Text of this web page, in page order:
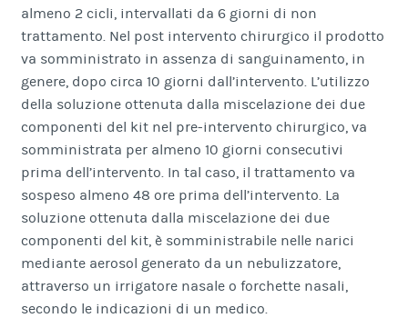
almeno 2 cicli, intervallati da 6 giorni di non
trattamento. Nel post intervento chirurgico il prodotto
va somministrato in assenza di sanguinamento, in
genere, dopo circa 10 giorni dall’intervento. L’utilizzo
della soluzione ottenuta dalla miscelazione dei due
componenti del kit nel pre-intervento chirurgico, va
somministrata per almeno 10 giorni consecutivi
prima dell’intervento. In tal caso, il trattamento va
sospeso almeno 48 ore prima dell’intervento. La
soluzione ottenuta dalla miscelazione dei due
componenti del kit, è somministrabile nelle narici
mediante aerosol generato da un nebulizzatore,
attraverso un irrigatore nasale o forchette nasali,
secondo le indicazioni di un medico.